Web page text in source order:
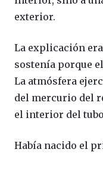
exterior.
La explicación
sostenía porque
La atmósfera
del mercurio del
el interior del
Había nacido el